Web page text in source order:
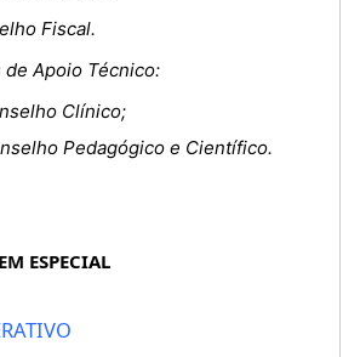
Fiscal.
de Apoio Técnico:
Clínico;
Pedagógico e Científico.
ESPECIAL